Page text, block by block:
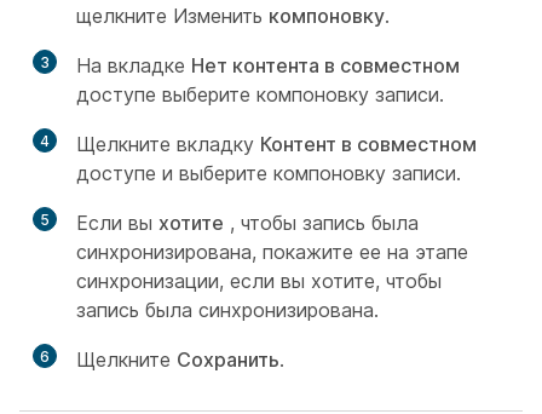
щелкните Изменить компоновку.
3 На вкладке Нет контента в совместном
доступе выберите компоновку записи.
4 Щелкните вкладку Контент в совместном
доступе и выберите компоновку записи.
5 Если вы хотите , чтобы запись была
синхронизирована, покажите ее на этапе
синхронизации, если вы хотите, чтобы
запись была синхронизирована.
6 Щелкните Сохранить.